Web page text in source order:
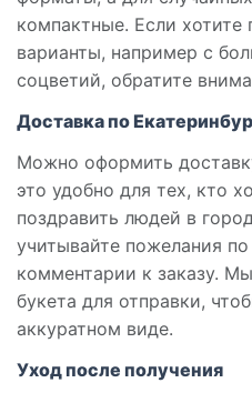
компактные. Если хотите
варианты, например с
соцветий, обратите
Доставка по
Можно оформить
это удобно для тех, кто
поздравить людей в
учитывайте пожелания
комментарии к заказу.
букета для отправки,
аккуратном виде.
Уход после получения